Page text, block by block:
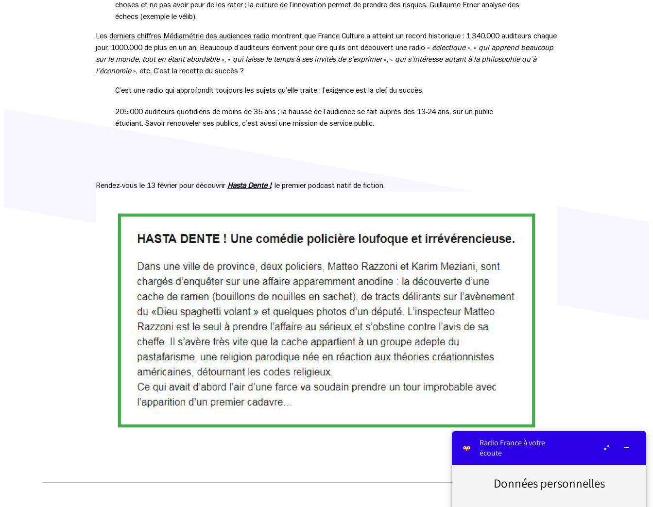
choses et ne pas avoir peur de les rater ; la culture de l’innovation permet de prendre des risques. Guillaume Erner analyse des
échecs (exemple le vélib).
Les derniers chiffres Médiamétrie des audiences radio montrent que France Culture a atteint un record historique : 1.340.000 auditeurs chaque
jour, 1000.000 de plus en un an. Beaucoup d’auditeurs écrivent pour dire qu’ils ont découvert une radio « éclectique », « qui apprend beaucoup
sur le monde, tout en étant abordable», « qui laisse le temps à ses invités de s’exprimer», « qui s’intéresse autant à la philosophie qu’à
l’économie», etc. C’est la recette du succès ?
C’est une radio qui approfondit toujours les sujets qu’elle traite ; l’exigence est la clef du succès.
205.000 auditeurs quotidiens de moins de 35 ans ; la hausse de l’audience se fait auprès des 13-24 ans, sur un public
étudiant. Savoir renouveler ses publics, c’est aussi une mission de service public.
Rendez-vous le 13 février pour découvrir Hasta Dente !, le premier podcast natif de fiction.
Radio France à votre
écoute
Données personnelles